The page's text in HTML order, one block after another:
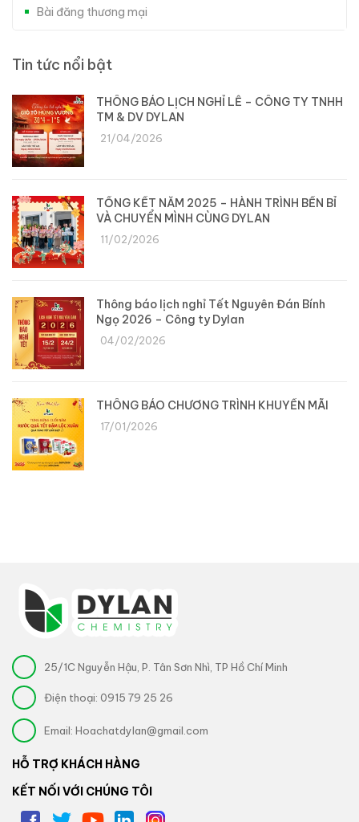
Bài đăng thương mại
Tin tức nổi bật
THÔNG BÁO LỊCH NGHỈ LỄ – CÔNG TY TNHH
TM & DV DYLAN
21/04/2026
TỔNG KẾT NĂM 2025 – HÀNH TRÌNH BỀN BỈ
VÀ CHUYỂN MÌNH CÙNG DYLAN
11/02/2026
Thông báo lịch nghỉ Tết Nguyên Đán Bính
Ngọ 2026 – Công ty Dylan
04/02/2026
THÔNG BÁO CHƯƠNG TRÌNH KHUYẾN MÃI
17/01/2026
25/1C Nguyễn Hậu, P. Tân Sơn Nhì, TP Hồ Chí Minh
Điện thoại: 0915 79 25 26
Email: Hoachatdylan@gmail.com
HỖ TRỢ KHÁCH HÀNG
KẾT NỐI VỚI CHÚNG TÔI